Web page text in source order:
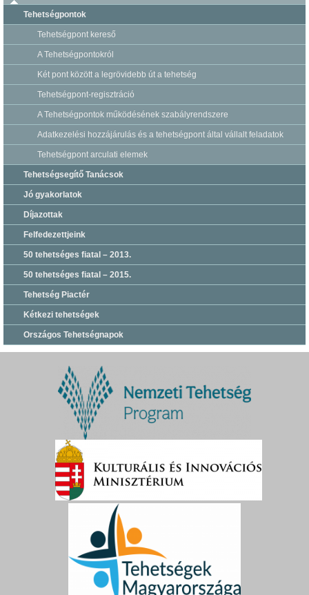
Tehetségpontok
Tehetségpont kereső
A Tehetségpontokról
Két pont között a legrövidebb út a tehetség
Tehetségpont-regisztráció
A Tehetségpontok működésének szabályrendszere
Adatkezelési hozzájárulás és a tehetségpont által vállalt feladatok
Tehetségpont arculati elemek
Tehetségsegítő Tanácsok
Jó gyakorlatok
Díjazottak
Felfedezettjeink
50 tehetséges fiatal – 2013.
50 tehetséges fiatal – 2015.
Tehetség Piactér
Kétkezi tehetségek
Országos Tehetségnapok